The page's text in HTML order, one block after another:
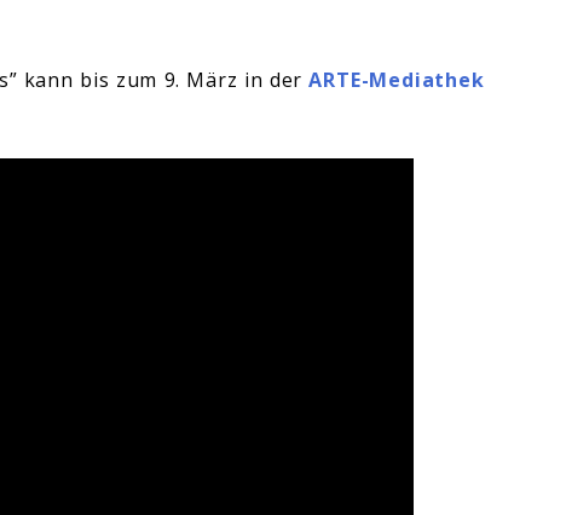
kann bis zum 9. März in derARTE-Mediathek